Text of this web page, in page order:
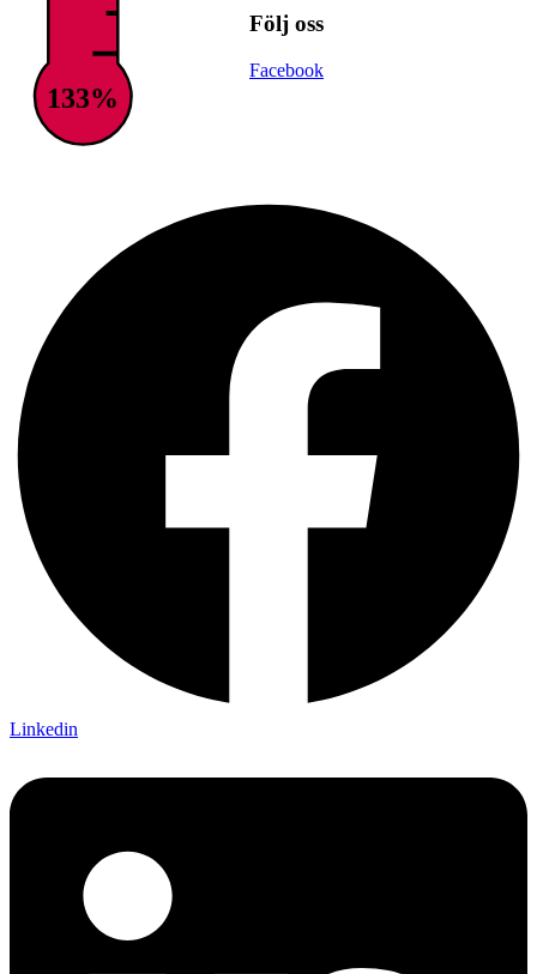
133%
Följ oss
Facebook
Linkedin